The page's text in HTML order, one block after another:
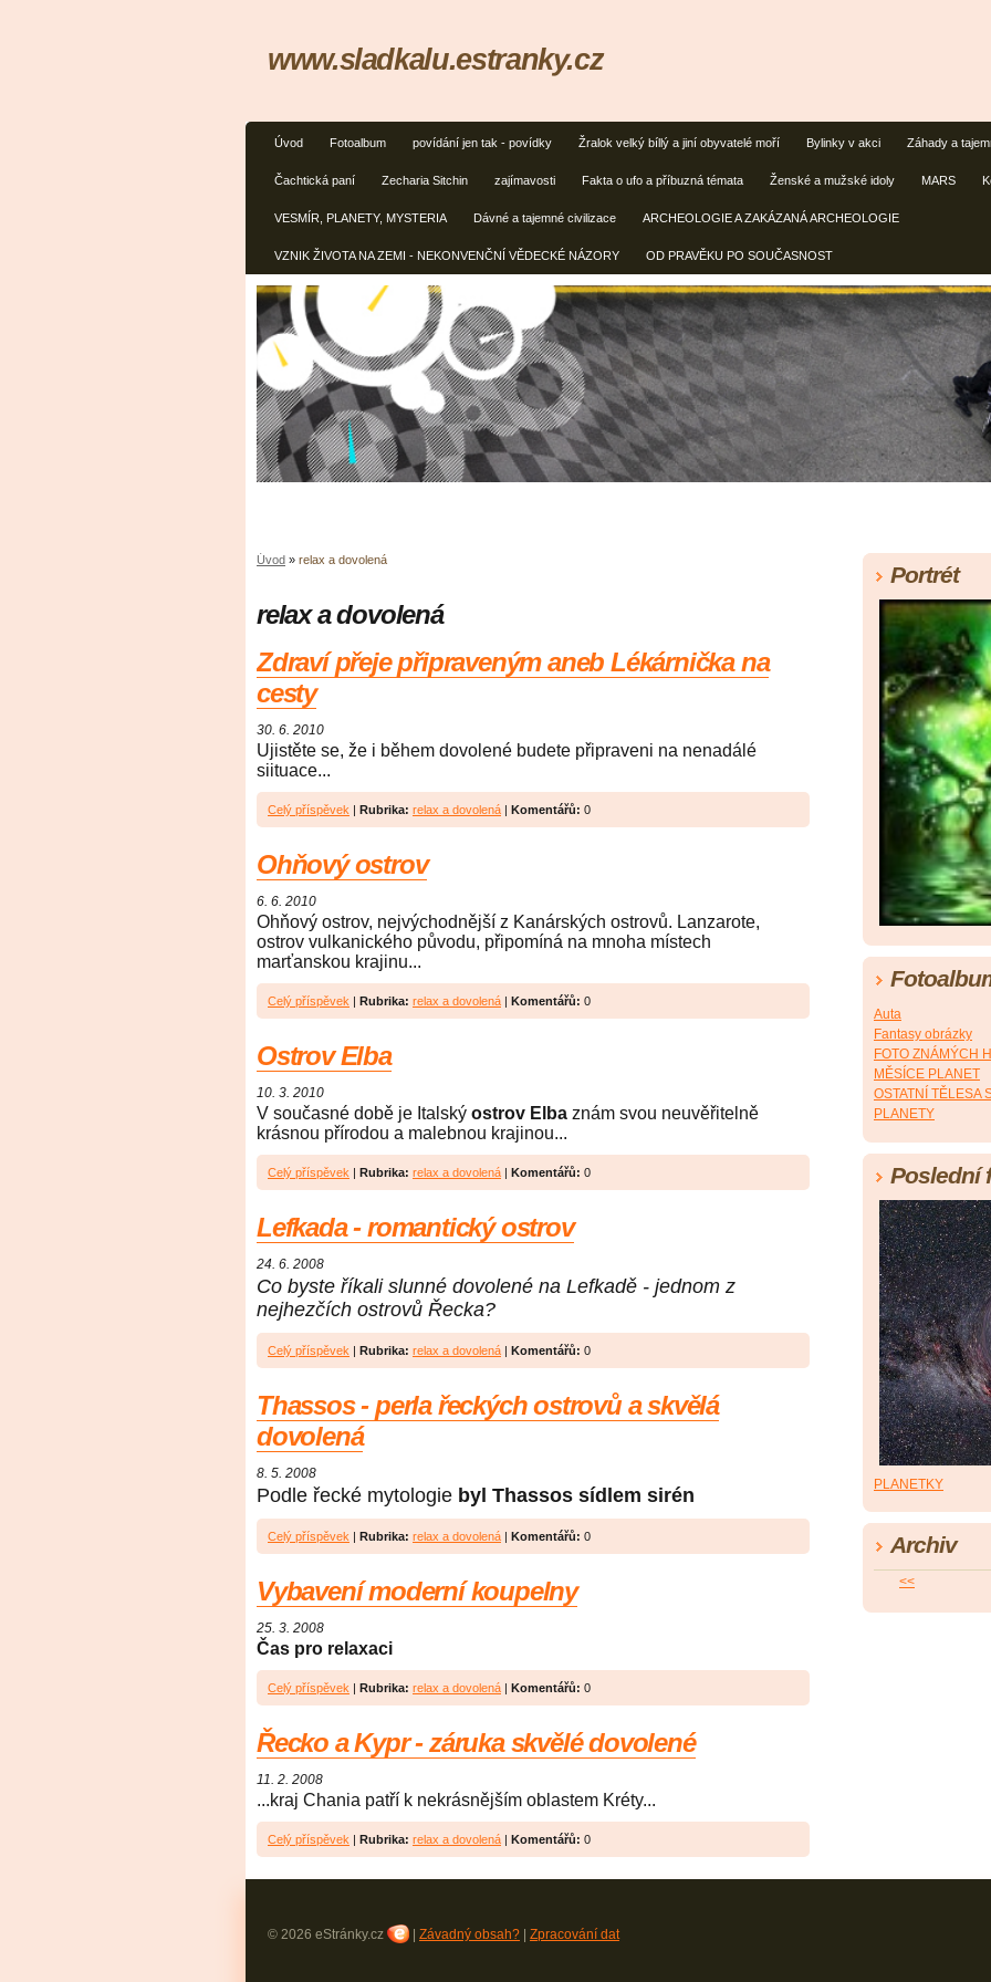
Úvod Fotoalbum povídání jen tak - povídky Žralok velký bíllý a jiní obyvatelé moří Bylinky v akci Záhady a
Čachtická paní Zecharia Sitchin zajímavosti Fakta o ufo a příbuzná témata Ženské a mužské idoly MARS
VESMÍR, PLANETY, MYSTERIA Dávné a tajemné civilizace ARCHEOLOGIE A ZAKÁZANÁ ARCHEOLOGIE
VZNIK ŽIVOTA NA ZEMI - NEKONVENČNÍ VĚDECKÉ NÁZORY OD PRAVĚKU PO SOUČASNOST
www.sladkalu.estranky.cz
Úvod » relax a dovolená
relax a dovolená
Zdraví přeje připraveným aneb Lékárnička na
cesty
30. 6. 2010
Ujistěte se, že i během dovolené budete připraveni na nenadálé
siituace...
Celý příspěvek | Rubrika: relax a dovolená | Komentářů: 0
Ohňový ostrov
6. 6. 2010
Ohňový ostrov, nejvýchodnější z Kanárských ostrovů. Lanzarote,
ostrov vulkanického původu, připomíná na mnoha místech
marťanskou krajinu...
Celý příspěvek | Rubrika: relax a dovolená | Komentářů: 0
Ostrov Elba
10. 3. 2010
V současné době je Italský ostrov Elba znám svou neuvěřitelně
krásnou přírodou a malebnou krajinou...
Celý příspěvek | Rubrika: relax a dovolená | Komentářů: 0
Lefkada - romantický ostrov
24. 6. 2008
Co byste říkali slunné dovolené na Lefkadě - jednom z
nejhezčích ostrovů Řecka?
Celý příspěvek | Rubrika: relax a dovolená | Komentářů: 0
Thassos - perla řeckých ostrovů a skvělá
dovolená
8. 5. 2008
Podle řecké mytologie byl Thassos sídlem sirén
Celý příspěvek | Rubrika: relax a dovolená | Komentářů: 0
Vybavení moderní koupelny
25. 3. 2008
Čas pro relaxaci
Celý příspěvek | Rubrika: relax a dovolená | Komentářů: 0
Řecko a Kypr - záruka skvělé dovolené
11. 2. 2008
...kraj Chania patří k nekrásnějším oblastem Kréty...
Celý příspěvek | Rubrika: relax a dovolená | Komentářů: 0
Portrét
Auta
Fantasy obrázky
FOTO ZNÁMÝCH
MĚSÍCE PLANET
OSTATNÍ TĚLESA
PLANETY
Poslední
PLANETKY
Archiv
<<
© 2026 eStránky.cz Závadný obsah? Zpracování dat